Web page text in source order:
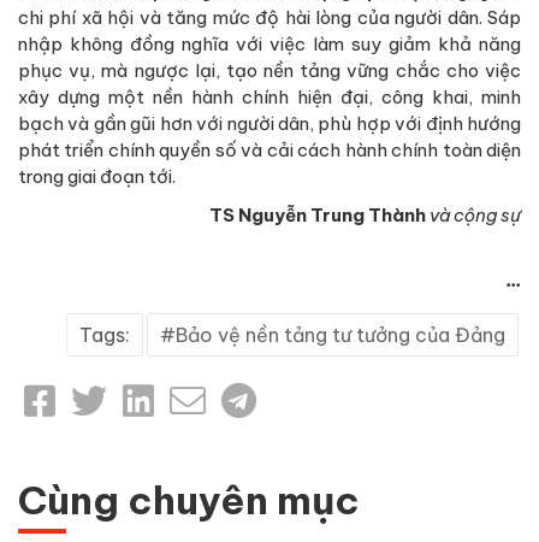
chi phí xã hội và tăng mức độ hài lòng của người dân. Sáp
nhập không đồng nghĩa với việc làm suy giảm khả năng
phục vụ, mà ngược lại, tạo nền tảng vững chắc cho việc
xây dựng một nền hành chính hiện đại, công khai, minh
bạch và gần gũi hơn với người dân, phù hợp với định hướng
phát triển chính quyền số và cải cách hành chính toàn diện
trong giai đoạn tới.
TS Nguyễn Trung Thành và cộng sự
...
Tags: Bảo vệ nền tảng tư tưởng của Đảng
Cùng chuyên mục